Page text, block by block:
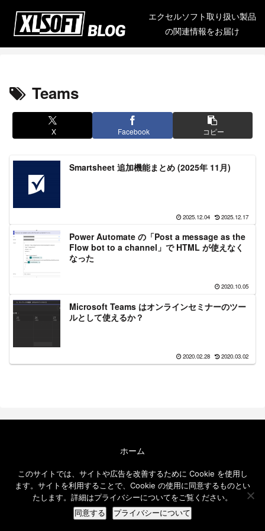
エクセルソフト取り扱い製品
の関連情報をお届け
Teams
X Facebook コピー
Smartsheet 追加機能まとめ (2025年 11月)
2025.12.04 2025.12.17
Power Automate の「Post a message as the
Flow bot to a channel」で HTML が使えなく
なった
2020.10.05
Microsoft Teams はオンラインセミナーのツー
ルとして使えるか？
2020.02.28 2020.03.02
ホーム
免責事項
メールニュース
© 2016-2026 エクセルソフト ブログ.
このサイトでは、サイトや広告を改善するために Cookie を使用し
ます。サイトを利用することで、Cookie の使用に同意するものとい
たします。詳細はプライバシーについてをご覧ください。
同意する プライバシーについて